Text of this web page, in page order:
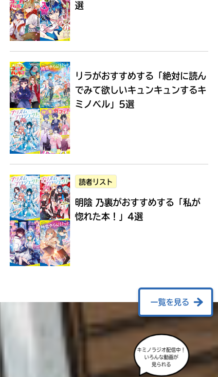
Loading...
選
リラがおすすめする 「絶対に読ん
でみて欲しいキュンキュンするキ
ミノベル」5選
読者リスト
明陰 乃裏がおすすめする 「私が
惚れた本！」4選
一覧を見る
キミノラジオ配信中！
いろんな動画が
見られる
に
エ
も
度